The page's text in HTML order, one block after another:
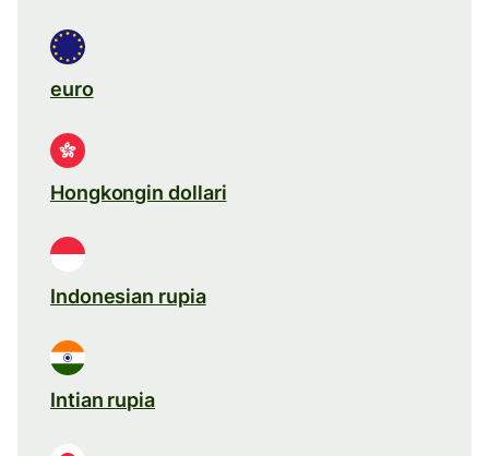
euro
Hongkongin dollari
Indonesian rupia
Intian rupia